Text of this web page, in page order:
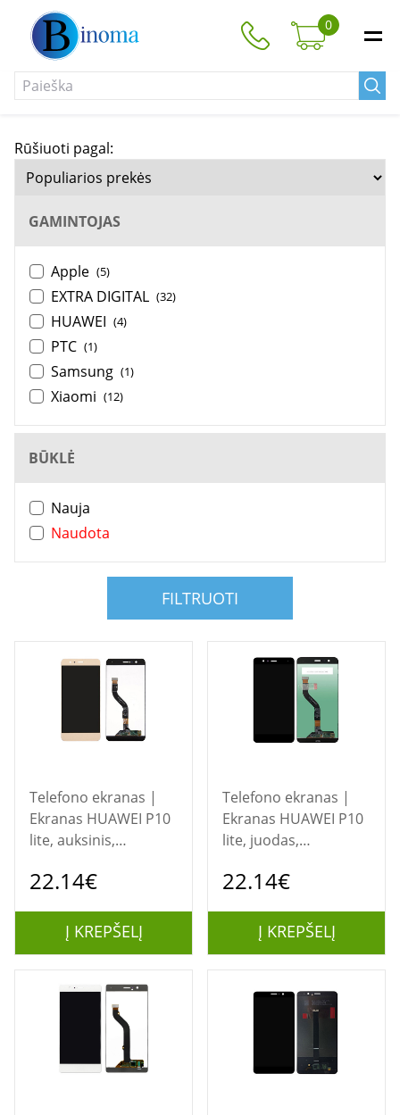
0
Rūšiuoti pagal:
GAMINTOJAS
Apple (5)
EXTRA DIGITAL (32)
HUAWEI (4)
PTC (1)
Samsung (1)
Xiaomi (12)
BŪKLĖ
Nauja
Naudota
FILTRUOTI
Telefono ekranas |
Ekranas HUAWEI P10
lite, auksinis,
22.14€
Į KREPŠELĮ
Telefono ekranas |
Ekranas HUAWEI P10
lite, juodas,
22.14€
Į KREPŠELĮ